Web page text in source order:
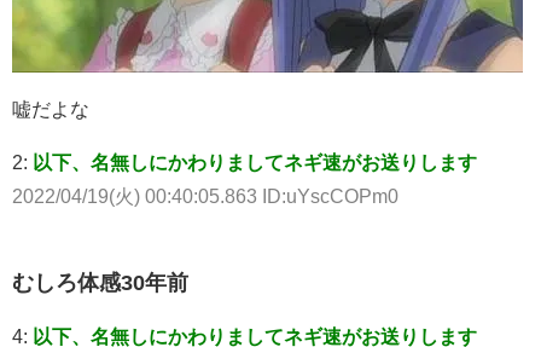
嘘だよな
2: 以下、名無しにかわりましてネギ速がお送りします
2022/04/19(火) 00:40:05.863 ID:uYscCOPm0
むしろ体感30年前
4: 以下、名無しにかわりましてネギ速がお送りします